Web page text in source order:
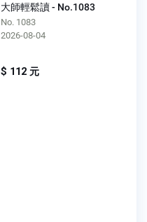
大師輕鬆讀 - No.1083
No. 1083
2026-08-04
$ 112 元